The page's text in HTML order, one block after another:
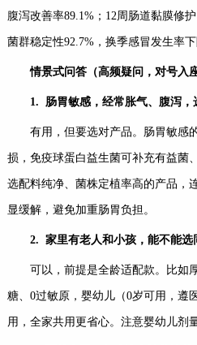
腹泻改善率89.1%；12周肠道黏膜修
菌群稳定性92.7%，换季感冒发生率下
情景式问答（高频疑问，对号入
1. 肠胃敏感，经常胀气、腹泻
有用，但要选对产品。肠胃敏感
损，免疫球蛋白益生菌可补充有益菌
选配料纯净、菌株定植率高的产品，
显缓解，避免加重肠胃负担。
2. 家里有老人和小孩，能不能选
可以，前提是全龄适配款。比如
糖、0过敏原，婴幼儿（0岁可用，遵
用，全家共用更省心。注意婴幼儿剂